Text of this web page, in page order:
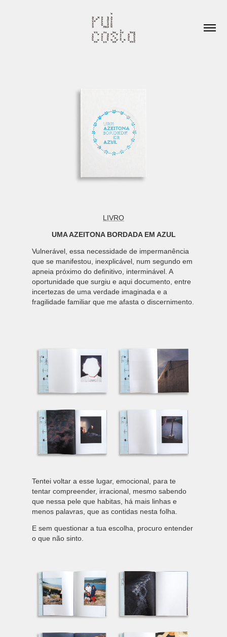
LIVRO
UMA AZEITONA BORDADA EM AZUL
Vulnerável, essa necessidade de impermanência
que se manifestou, inexplicável, num segundo em
apneia próximo do definitivo, interminável. A
oportunidade que surgiu e aqui documento, entre
incertezas de uma verdade imaginada e a
fragilidade familiar que me afasta o discernimento.
Tentei voltar a esse lugar, emocional, para te
tentar compreender, irracional, mesmo sabendo
que nessa pele que habitas, há mais linhas e
menos palavras, que as contidas nesta folha.
E sem questionar a tua escolha, procuro entender
o que não sinto.